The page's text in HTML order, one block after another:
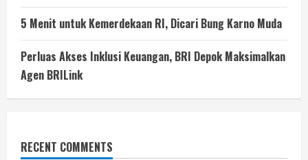
5 Menit untuk Kemerdekaan RI, Dicari Bung Karno Muda
Perluas Akses Inklusi Keuangan, BRI Depok Maksimalkan
Agen BRILink
RECENT COMMENTS